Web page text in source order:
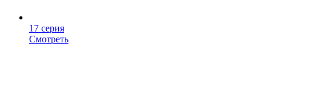
17 серия
Смотреть